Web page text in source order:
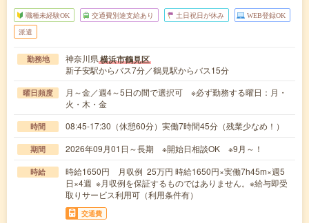
職種未経験OK 交通費別途支給あり 土日祝日が休み WEB登録OK
派遣
勤務地 神奈川県横浜市鶴見区
新子安駅からバス7分／鶴見駅からバス15分
曜日頻度
月～金／週4～5日の間で選択可 ※必ず勤務する曜日：月・
火・木・金
時間 08:45-17:30（休憩60分）実働7時間45分（残業少なめ！）
期間 2026年09月01日～長期 ※開始日相談OK ※9月～！
時給
時給1650円 月収例 25万円 時給1650円×実働7h45m×週5
日×4週 ※月収例を保証するものではありません。※給与即受
取りサービス利用可（利用条件有）
交通費